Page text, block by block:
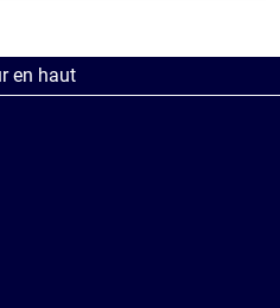
en haut